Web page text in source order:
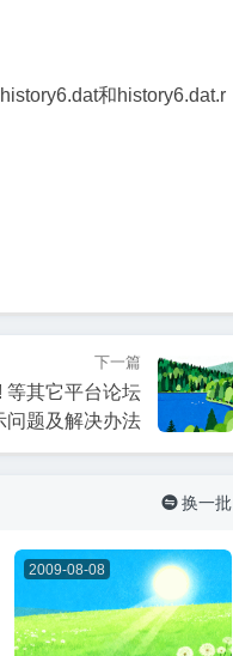
和history6.dat.r
下一篇
等其它平台论坛
问题及解决办法
 换一批
2009-08-08